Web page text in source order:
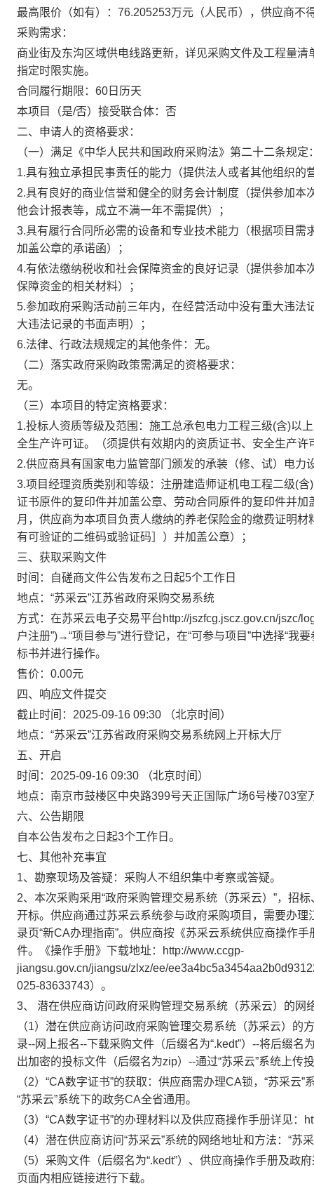
最高限价（如有）： 76.205253万元（人民币），供应商不
采购需求：
商业街及东沟区域供电线路更新， 详见采购文件及工程量清
指定时限实施。
合同履行期限： 60日历天
本项目（是/否）接受联合体： 否
二、申请人的资格要求：
（一）满足《中华人民共和国政府采购法》第二十二条规定
1.具有独立承担民事责任的能力（提供法人或者其他组织的
2.具有良好的商业信誉和健全的财务会计制度（提供参加
他会计报表等，成立不满一年不需提供）；
3.具有履行合同所必需的设备和专业技术能力（根据项目
加盖公章的承诺函）；
4.有依法缴纳税收和社会保障资金的良好记录（提供参加
保障资金的相关材料）；
5.参加政府采购活动前三年内，在经营活动中没有重大违
大违法记录的书面声明）；
6.法律、行政法规规定的其他条件：无。
（二）落实政府采购政策需满足的资格要求：
无。
（三）本项目的特定资格要求：
1.投标人资质等级及范围：施工总承包电力工程三级(含)以
全生产许可证。（须提供有效期内的资质证书、安全生产许
2.供应商具有国家电力监管部门颁发的承装（修、试）电
3.项目经理资质类别和等级：注册建造师证机电工程二级(
证书原件的复印件并加盖公章、劳动合同原件的复印件并
月，供应商为本项目负责人缴纳的养老保险金的缴费证明
有可验证的二维码或验证码］）并加盖公章）；
三、获取采购文件
时间：
自磋商文件公告发布之日起5个工作日
地点： “苏采云”江苏省政府采购交易系统
方式： 在苏采云电子交易平台http://jszfcg.jscz.gov.cn/jszc/
户注册”)→“项目参与”进行登记，在“可参与项目”中选择“我
标书并进行操作。
售价： 0.00元
四、响应文件提交
截止时间： 2025-09-16 09:30 （北京时间）
地点： “苏采云”江苏省政府采购交易系统网上开标大厅
五、开启
时间： 2025-09-16 09:30 （北京时间）
地点： 南京市鼓楼区中央路399号天正国际广场6号楼703室
六、公告期限
自本公告发布之日起3个工作日。
七、其他补充事宜
1、勘察现场及答疑：采购人不组织集中考察或答疑。
2、本次采购采用“政府采购管理交易系统（苏采云）”，招
开标。供应商通过苏采云系统参与政府采购项目，需要办
录页“新CA办理指南”。供应商按《苏采云系统供应商操作
件。《操作手册》下载地址：
http://www.ccgp-
jiangsu.gov.cn/jiangsu/zlxz/ee/
025-83633743）。
3、 潜在供应商访问政府采购管理交易系统（苏采云）的网
（1）潜在供应商访问政府采购管理交易系统（苏采云）的
录--网上报名--下载采购文件（后缀名为“.kedt”） --将后缀名
出加密的投标文件（后缀名为zip） --通过“苏采云”系统上传
（2）“CA数字证书”的获取：供应商需办理CA锁，“苏采云”
“苏采云”系统下的政务CA全省通用。
（3）“CA数字证书”的办理材料以及供应商操作手册详见：
（4）潜在供应商访问“苏采云”系统的网络地址和方法：“苏
（5）采购文件（后缀名为“.kedt”）、供应商操作手册及政
页面内相应链接进行下载。